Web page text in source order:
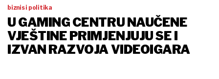
biznis i politika
U GAMING CENTRU NAUČENE
VJEŠTINE PRIMJENJUJU SE I
IZVAN RAZVOJA VIDEOIGARA